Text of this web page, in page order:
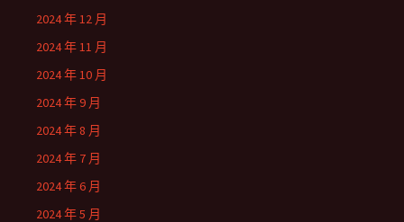
2024 年 12 月
2024 年 11 月
2024 年 10 月
2024 年 9 月
2024 年 8 月
2024 年 7 月
2024 年 6 月
2024 年 5 月